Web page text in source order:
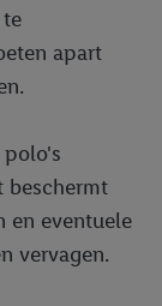
apart
polo's
beschermt
en eventuele
vervagen.